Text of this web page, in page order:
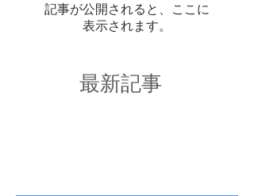
記事が公開されると、ここに
表示されます。
最新記事